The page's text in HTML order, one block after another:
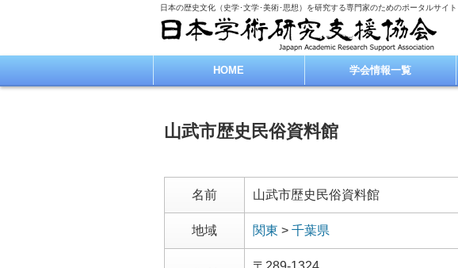
日本の歴史文化（史学･文学･美術･思想）を研究する専門家のためのポータルサイト
HOME 学会情報一覧
山武市歴史民俗資料館
名前 山武市歴史民俗資料館
地域 関東 > 千葉県